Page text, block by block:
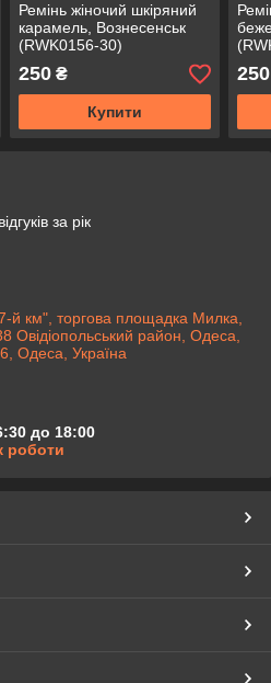
Ремінь жіночий шкіряний
карамель, Вознесенськ
(RWK0156-30)
250₴
Купити
250
за рік
й км", торгова площадка Милка,
Овідіопольський район, Одеса,
Одеса, Україна
до 18:00
роботи